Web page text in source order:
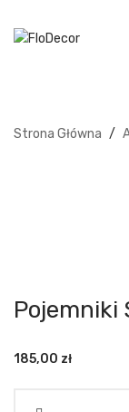
Strona Główna /
Pojemniki
185,00 zł